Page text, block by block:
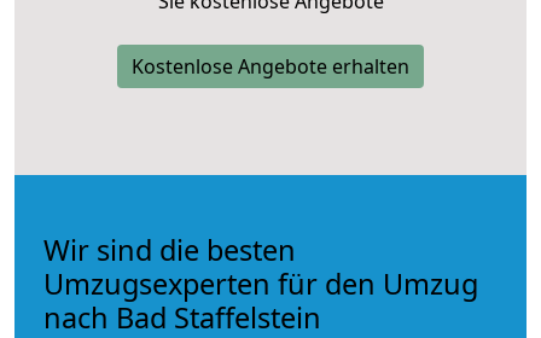
Kostenlose Angebote erhalten
Wir sind die besten
Umzugsexperten für den Umzug
nach Bad Staffelstein